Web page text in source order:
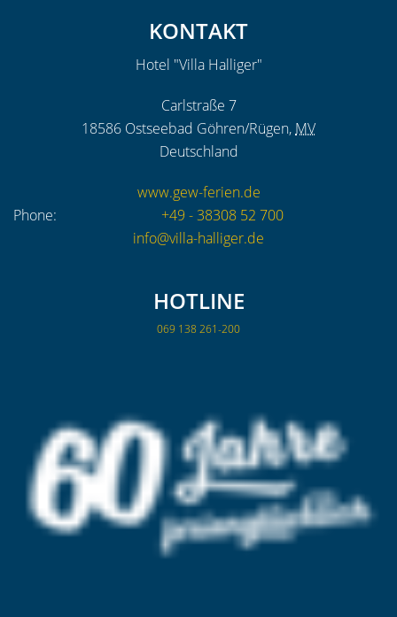
KONTAKT
Hotel "Villa Halliger"
Carlstraße 7
18586 Ostseebad Göhren/Rügen, MV
Deutschland
www.gew-ferien.de
Phone:
+49 - 38308 52 700
info@villa-halliger.de
HOTLINE
069 138 261-200